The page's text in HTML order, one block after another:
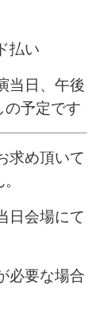
払い
当日、午後
の予定です
求め頂いて
日会場にて
必要な場合